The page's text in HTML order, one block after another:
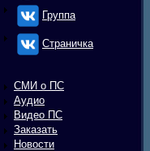
Группа
Cтраничка
СМИ о ПС
Аудио
Видео ПС
Заказать
Новости